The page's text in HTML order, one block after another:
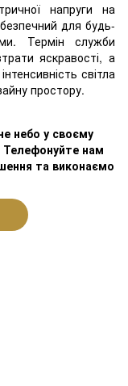
напруги на
для будь-
Термін служби
яскравості, а
світла
простору.
небо у своєму
Телефонуйте нам
та виконаємо